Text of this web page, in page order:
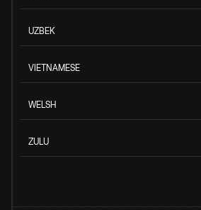
UZBEK
VIETNAMESE
WELSH
ZULU